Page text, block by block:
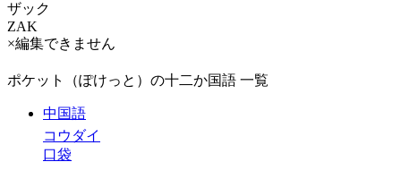
ザック
ZAK
×編集できません
ポケット（ぽけっと）の十二か国語 一覧
中国語
コウダイ
口袋